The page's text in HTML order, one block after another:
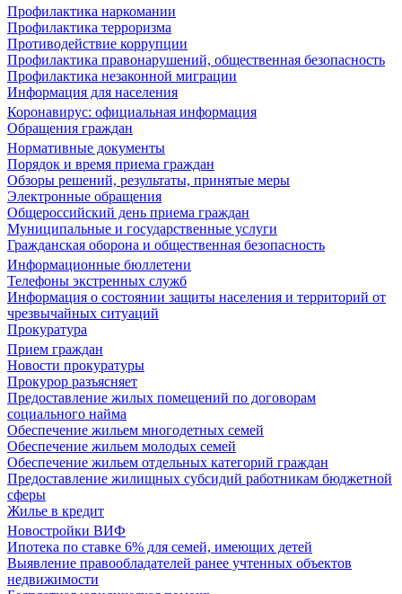
Профилактика наркомании
Профилактика терроризма
Противодействие коррупции
Профилактика правонарушений, общественная безопасность
Профилактика незаконной миграции
Информация для населения
Коронавирус: официальная информация
Обращения граждан
Нормативные документы
Порядок и время приема граждан
Обзоры решений, результаты, принятые меры
Электронные обращения
Общероссийский день приема граждан
Муниципальные и государственные услуги
Гражданская оборона и общественная безопасность
Информационные бюллетени
Телефоны экстренных служб
Информация о состоянии защиты населения и территорий от
чрезвычайных ситуаций
Прокуратура
Прием граждан
Новости прокуратуры
Прокурор разъясняет
Предоставление жилых помещений по договорам
социального найма
Обеспечение жильем многодетных семей
Обеспечение жильем молодых семей
Обеспечение жильем отдельных категорий граждан
Предоставление жилищных субсидий работникам бюджетной
сферы
Жилье в кредит
Новостройки ВИФ
Ипотека по ставке 6% для семей, имеющих детей
Выявление правообладателей ранее учтенных объектов
недвижимости